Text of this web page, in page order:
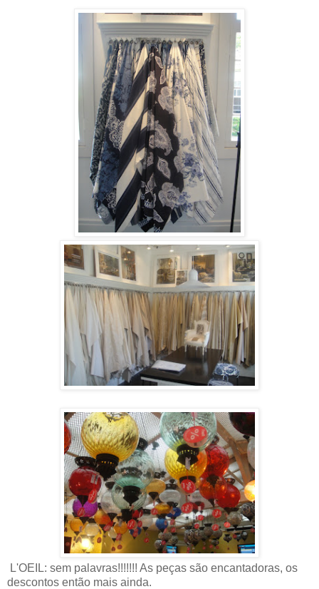
L'OEIL: sem palavras!!!!!!! As peças são encantadoras, os
descontos então mais ainda.